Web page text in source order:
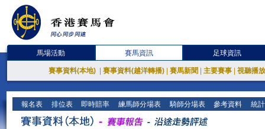
馬場活動 賽馬資訊 足球資訊
賽事資料(本地) 賽事資料(越洋轉播) 賽馬新聞 主要賽事 視聽播
報名表 排位表 即時賠率 練馬師分場表 騎師分場表 參考資料 統